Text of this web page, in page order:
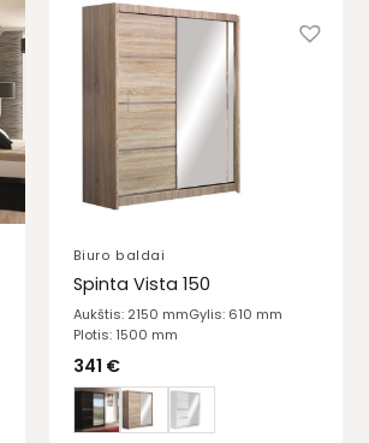
Biuro baldai
Spinta Vista 150
Aukštis: 2150 mmGylis: 610 mm
Plotis: 1500 mm
341 €